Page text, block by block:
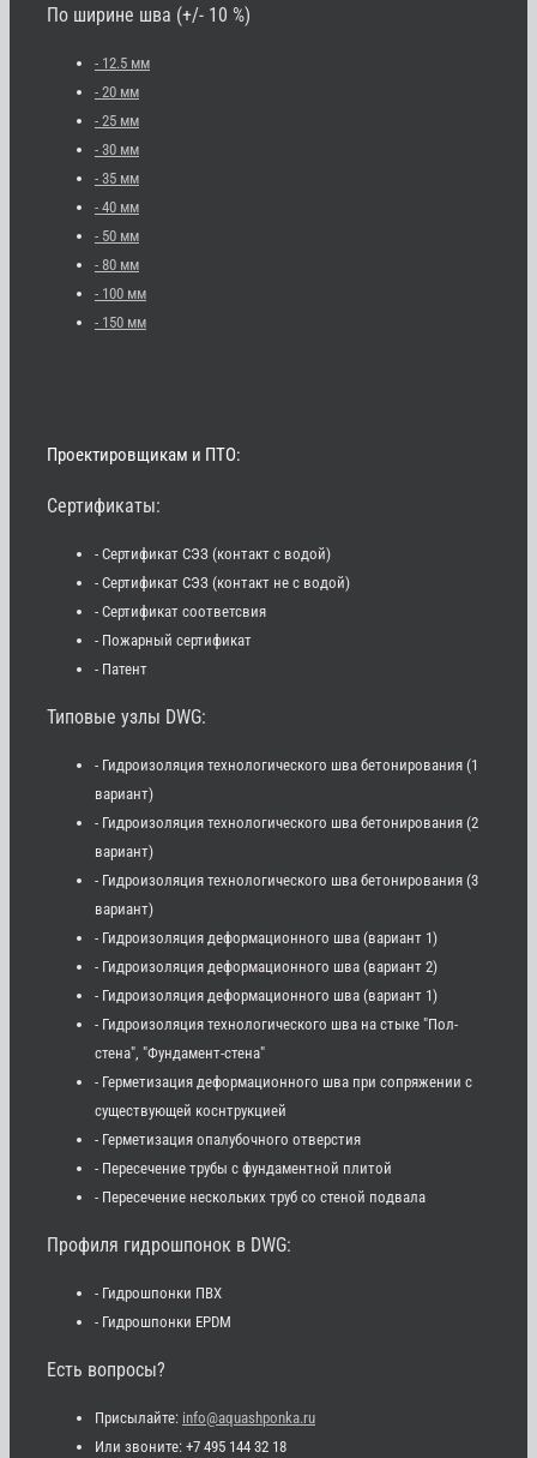
По ширине шва (+/- 10 %)
- 12.5 мм
- 20 мм
- 25 мм
- 30 мм
- 35 мм
- 40 мм
- 50 мм
- 80 мм
- 100 мм
- 150 мм
Проектировщикам и ПТО:
Сертификаты:
- Сертификат СЭЗ (контакт с водой)
- Сертификат СЭЗ (контакт не с водой)
- Сертификат соответсвия
- Пожарный сертификат
- Патент
Типовые узлы DWG:
- Гидроизоляция технологического шва бетонирования (1
вариант)
- Гидроизоляция технологического шва бетонирования (2
вариант)
- Гидроизоляция технологического шва бетонирования (3
вариант)
- Гидроизоляция деформационного шва (вариант 1)
- Гидроизоляция деформационного шва (вариант 2)
- Гидроизоляция деформационного шва (вариант 1)
- Гидроизоляция технологического шва на стыке "Пол-
стена", "Фундамент-стена"
- Герметизация деформационного шва при сопряжении с
существующей коснтрукцией
- Герметизация опалубочного отверстия
- Пересечение трубы с фундаментной плитой
- Пересечение нескольких труб со стеной подвала
Профиля гидрошпонок в DWG:
- Гидрошпонки ПВХ
- Гидрошпонки EPDM
Есть вопросы?
Присылайте: info@aquashponka.ru
Или звоните: +7 495 144 32 18